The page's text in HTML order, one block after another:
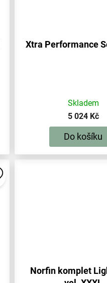
Xtra Performance
Skladem
5 024 Kč
Do košíku
Norfin komplet